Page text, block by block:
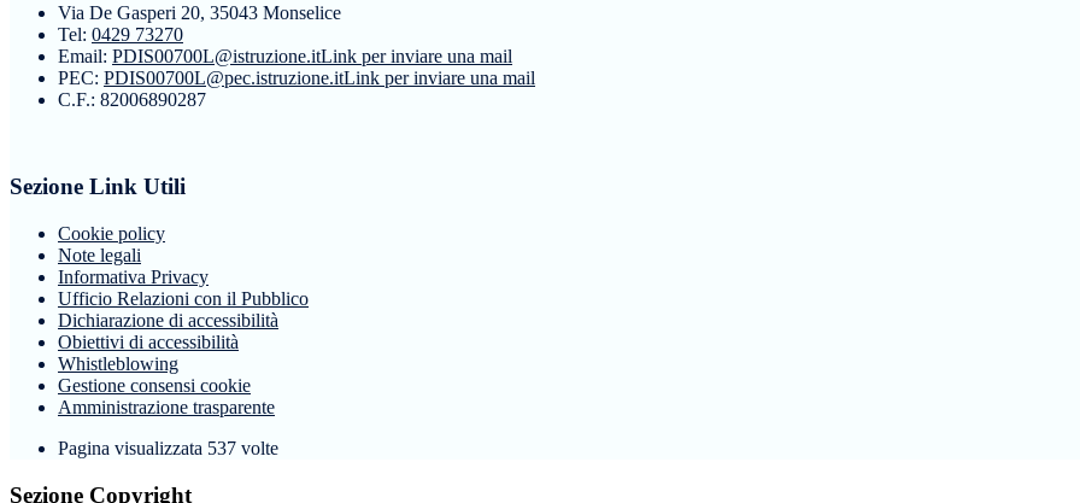
Via De Gasperi 20, 35043 Monselice
Tel: 0429 73270
Email: PDIS00700L@istruzione.itLink per inviare una mail
PEC: PDIS00700L@pec.istruzione.itLink per inviare una mail
C.F.: 82006890287
Sezione Link Utili
Cookie policy
Note legali
Informativa Privacy
Ufficio Relazioni con il Pubblico
Dichiarazione di accessibilità
Obiettivi di accessibilità
Whistleblowing
Gestione consensi cookie
Amministrazione trasparente
Pagina visualizzata 537 volte
Sezione Copyright